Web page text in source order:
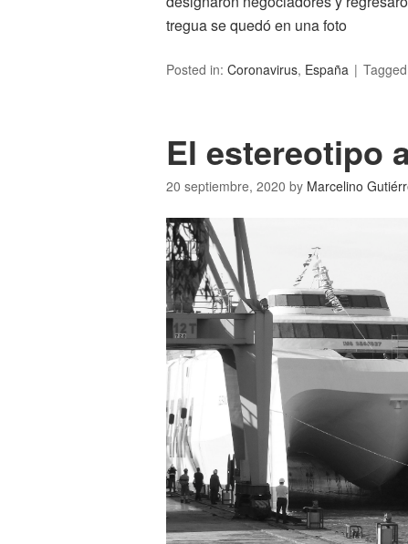
tregua se quedó en una foto
Posted in: Coronavirus, España
El estereotipo
20 septiembre, 2020 by Marcelino